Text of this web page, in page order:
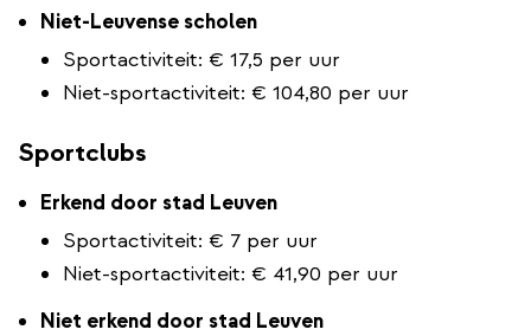
Niet-Leuvense scholen
Sportactiviteit: € 17,5 per uur
Niet-sportactiviteit: € 104,80 per uur
Sportclubs
Erkend door stad Leuven
Sportactiviteit: € 7 per uur
Niet-sportactiviteit: € 41,90 per uur
Niet erkend door stad Leuven